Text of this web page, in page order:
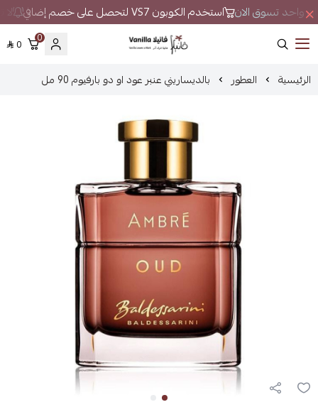
واحد تسوق الان استخدم الكوبون VS7 لتحصل على خصم إضافي لا
فانيلا
0
0
الرئيسية العطور بالديساريني عنبر عود او دو بارفيوم 90 مل